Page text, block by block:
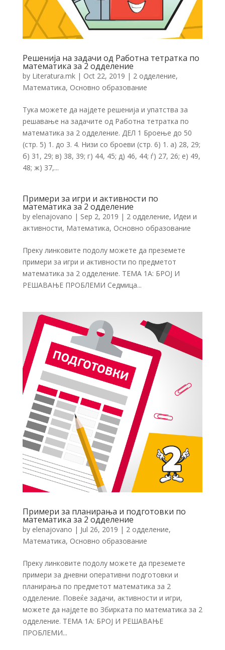
Решенија на задачи од Работна тетратка по
математика за 2 одделение
by Literatura.mk| Oct 22, 2019 | 2 одделение,
Математика, Основно образование
Тука можете да најдете решенија и упатства за
решавање на задачите од Работна тетратка по
математика за 2 одделение. ДЕЛ 1 Броење до 50
(стр. 5) 1. до 3. 4. Низи со броеви (стр. 6) 1. а) 28, 29;
б) 31, 29; в) 38, 39; г) 44, 45; д) 46, 44; ѓ) 27, 26; е) 49,
48; ж) 37,...
Примери за игри и активности по
математика за 2 одделение
by elenajovano | Sep 2, 2019 | 2 одделение, Идеи и
активности, Математика, Основно образование
Преку линковите подолу можете да преземете
примери за игри и активности по предметот
математика за 2 одделение. ТЕМА 1А: БРОЈ И
РЕШАВАЊЕ ПРОБЛЕМИ Седмица...
Примери за планирања и подготовки по
математика за 2 одделение
by elenajovano | Jul 26, 2019 | 2 одделение,
Математика, Основно образование
Преку линковите подолу можете да преземете
примери за дневни оперативни подготовки и
планирања по предметот математика за 2
одделение. Повеќе задачи, активности и игри,
можете да најдете во Збирката по математика за 2
одделение. ТЕМА 1А: БРОЈ И РЕШАВАЊЕ
ПРОБЛЕМИ...